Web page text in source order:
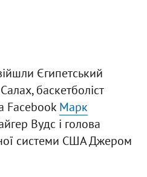
Єгипетський
баскетболіст
Facebook Марк
Вудс і голова
системи США Джером